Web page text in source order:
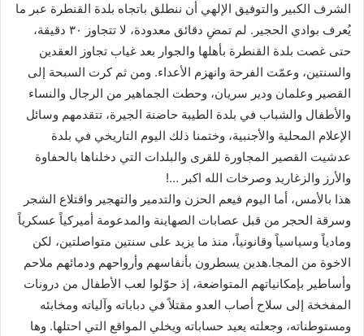
الشرف الكبير والتوفيق الإلهي أن ننطلق باتجاه بلدة القنطرة عبر ما
يُعرف بوادي الحجير. لم تمضِ دقائق معدودة، لا تتجاوز ٣٠ دقيقة،
حتى غصت بلدة القنطرة بأهلها والجوار بعد غياب تجاوز العقدين
والسنتين، وعمّت الفرحة وانهزم الأعداء. ومن ثم كرت السبحة إلى
القصير وعلمان ودير سريان، وحطت الجماهير من الرجال والنساء
والأطفال والشباب في بلدة الطيبة حاضنة الجيرة، تتقدمهم وسائل
الإعلام المحلية والأجنبية، وختمنا ذلك اليوم التاريخي في بلدة
عدشيت القصير المجاورة للقرى والبلدات التي دخلناها بالحفاوة
والأرز والزغاريد وصرخات الله اكبر …!
هذا بالأمس، أما اليوم فيعم الحزن والتدمير والتهجير واقتلاع الشجر
وسرقة الحجر من قبل عصابات الصهاينة والمدعومة أميركياً عسكرياً
ومادياً وسياسياً وقانونياً، منذ ما يزيد على سنتين متواصلتين، لكن
الاخوة من المجا.هدين يسطرون بأنفاسهم وأرواحهم ودمائهم ملاحم
وأساطير بإمكانياتهم المتواضعة، إذ حوّلوا لعب الأطفال من درونات
المفخخة إلى سلاح أصاب العدو مقتلاً في دباباته وآلياته ومخابئه
ومستوطناته، وجعلته يعيد حساباته ويخلي المواقع التي احتلها. وها